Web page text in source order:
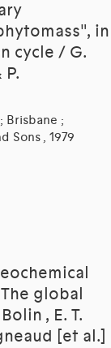
in
cycle / G.
Brisbane ;
Sons , 1979
global
, E. T.
[et al.]